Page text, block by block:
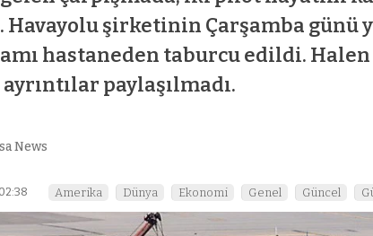
Havayolu şirketinin Çarşamba günü
hastaneden taburcu edildi.
paylaşılmadı.
News
Amerika Dünya Ekonomi Genel Güncel